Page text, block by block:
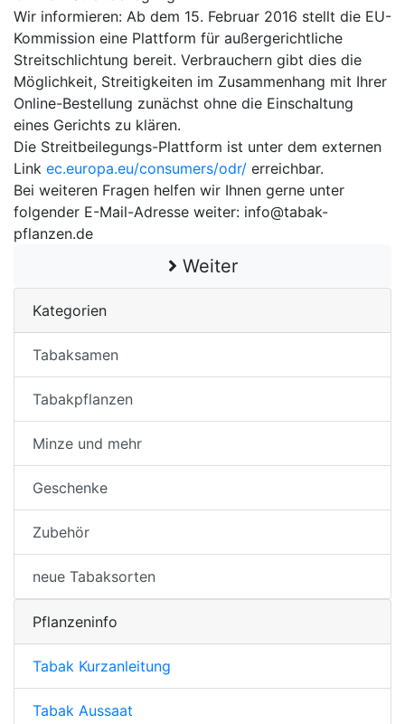
Wir informieren: Ab dem 15. Februar 2016 stellt die EU-
Kommission eine Plattform für außergerichtliche
Streitschlichtung bereit. Verbrauchern gibt dies die
Möglichkeit, Streitigkeiten im Zusammenhang mit Ihrer
Online-Bestellung zunächst ohne die Einschaltung
eines Gerichts zu klären.
Die Streitbeilegungs-Plattform ist unter dem externen
Link ec.europa.eu/consumers/odr/ erreichbar.
Bei weiteren Fragen helfen wir Ihnen gerne unter
folgender E-Mail-Adresse weiter: info@tabak-
pflanzen.de
Weiter
Kategorien
Tabaksamen
Tabakpflanzen
Minze und mehr
Geschenke
Zubehör
neue Tabaksorten
Pflanzeninfo
Tabak Kurzanleitung
Tabak Aussaat